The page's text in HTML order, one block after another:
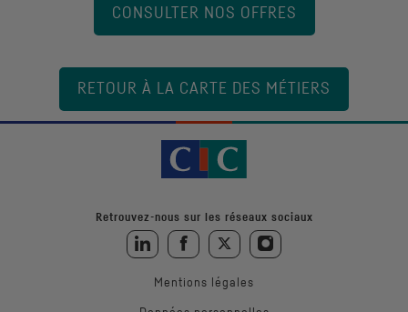
CONSULTER NOS OFFRES
RETOUR À LA CARTE DES MÉTIERS
Retrouvez-nous sur les réseaux sociaux
Retrouvez-nous sur LinkedIn
Retrouvez-nous sur Facebook
Retrouvez-nous sur Twitter
Retrouvez-nous sur
Mentions légales